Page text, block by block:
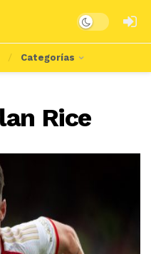
Dark mode
Categorías
Rice